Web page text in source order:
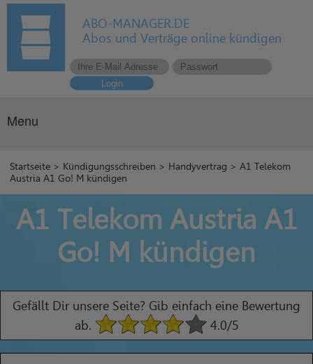
ABO-MANAGER.DE
Abos und Verträge online kündigen
Login
Menu
Startseite > Kündigungsschreiben > Handyvertrag > A1 Telekom
Austria A1 Go! M kündigen
A1 Telekom Austria A1
Go! M kündigen
Gefällt Dir unsere Seite? Gib einfach eine Bewertung
ab.
4.0/5